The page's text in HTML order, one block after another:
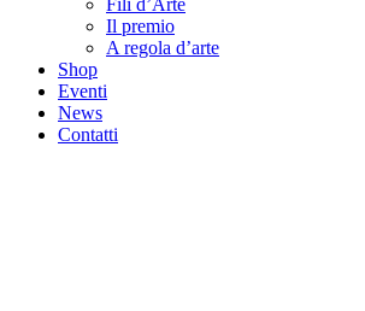
Fili d’Arte
Il premio
A regola d’arte
Shop
Eventi
News
Contatti